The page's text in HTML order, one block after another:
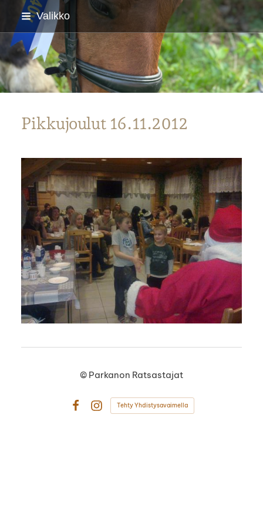
Siirry
sivun
sisältöön
Valikko
Parkanon Ratsastajat
Pikkujoulut 16.11.2012
© Parkanon Ratsastajat
Tehty Yhdistysavaimella